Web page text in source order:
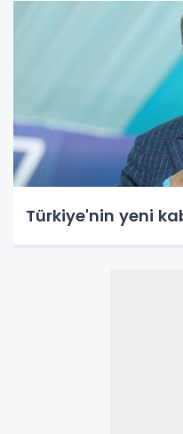
Türkiye'nin yeni